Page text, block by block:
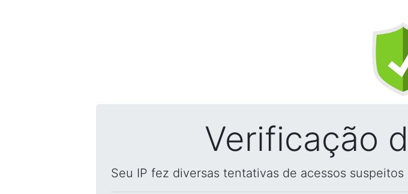
Verificação
Seu IP fez diversas tentativas de acessos